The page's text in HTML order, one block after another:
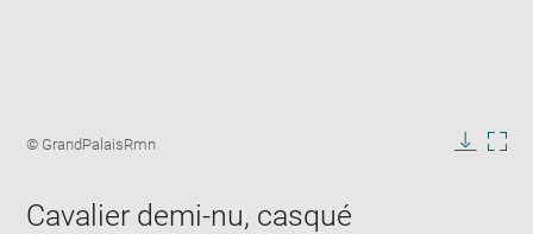
window
Image
© GrandPalaisRmn
Cavalier demi-nu, casqué